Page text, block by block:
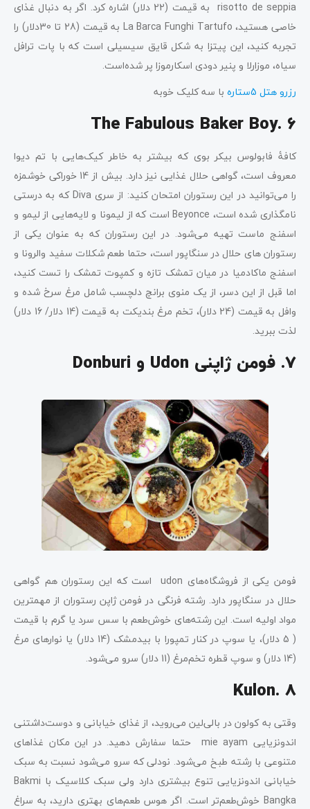
risotto de seppia به قیمت (22 دلار) اشاره کرد. اگر به دنبال غذای
خاصی هستید، La Barca Funghi Tartufo به قیمت (28 تا 30دلار) را
تجربه کنید، این پیتزا به شکل قایق سیسیلی است که با پات ترافل
سیاه، موزارلا و پنیر دودی اسکارموزا پر شده‌است.
رزرو هتل 5ستاره
با سه کلیک خوبه
The Fabulous Baker Boy. 6
کافۀ فابولوس بیکر بوی که بیشتر به‌ خاطر کیک‌هایی با تم دیوا
معروف است، گواهی حلال غذایی نیز دارد. بیش از 14 خوراکی خوشمزه
را می‌توانید در این رستوران امتحان کنید: از سری Diva که به درستی
نامگذاری شده است، Beyonce است که از لیمونا و لایه‌هایی از لیمو و
اسفنج ماست تهیه می‌شود. در این رستوران که به عنوان یکی از
رستوران های حلال در سنگاپور است، حتما طعم شکلات سفید والرونا و
اسفنج ماکادمیا در میان تمشک تازه و کمپوت تمشک را تست کنید،
اما قبل از این دسر، از یک منوی برانچ دلچسب شامل مرغ سرخ شده و
وافل به قیمت (24 دلار)، تخم مرغ بندیکت به قیمت (14 دلار/ 16 دلار)
لذت ببرید.
7. فومن ژاپنی Udon و Donburi
فومن یکی از فروشگاه‌های udon است که این رستوران هم گواهی
حلال در سنگاپور دارد. رشته فرنگی در فومن ژاپن رستوران از مهمترین
مواد اولیه است. این رشته‌های خوش‌طعم با سس سرد یا گرم با قیمت
( 5 دلار)، یا سوپ در کنار تمپورا با بیدمشک (14 دلار) یا نوارهای مرغ
(14 دلار) و سوپ قطره تخم‌مرغ (11 دلار) سرو می‌شود.
Kulon. 8
وقتی به کولون در بالی‌لین می‌روید، از غذای خیابانی و دوست‌داشتنی
اندونزیایی mie ayam حتما سفارش دهید. در این مکان غذاهای
متنوعی با رشته طبخ می‌شود. نودلی که سرو می‌شود نسبت به سبک
خیابانی اندونزیایی تنوع بیشتری دارد ولی سبک کلاسیک با Bakmi
Bangka خوش‌طعم‌تر است. اگر هوس طعم‌های بهتری دارید، به سراغ